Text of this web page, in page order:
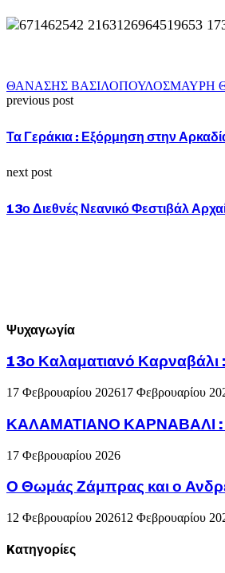
ΘΑΝΑΣΗΣ ΒΑΣΙΛΟΠΟΥΛΟΣΜΑΥΡΗ
previous post
Τα Γεράκια : Εξόρμηση στην
next post
13ο Διεθνές Νεανικό Φεστιβάλ
Ψυχαγωγία
13ο Καλαματιανό Καρναβάλι :
17 Φεβρουαρίου 202617 Φεβρουαρίου
ΚΑΛΑΜΑΤΙΑΝΟ ΚΑΡΝΑΒΑΛΙ :
17 Φεβρουαρίου 2026
Ο Θωμάς Ζάμπρας και ο
12 Φεβρουαρίου 202612 Φεβρουαρίου
Kατηγορίες